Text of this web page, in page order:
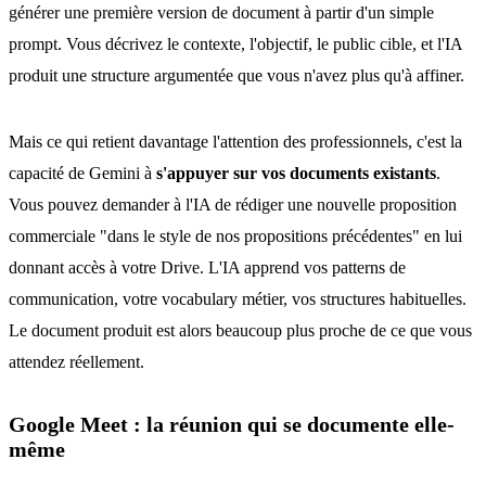
générer une première version de document à partir d'un simple
prompt. Vous décrivez le contexte, l'objectif, le public cible, et l'IA
produit une structure argumentée que vous n'avez plus qu'à affiner.
Mais ce qui retient davantage l'attention des professionnels, c'est la
capacité de Gemini à s'appuyer sur vos documents existants.
Vous pouvez demander à l'IA de rédiger une nouvelle proposition
commerciale "dans le style de nos propositions précédentes" en lui
donnant accès à votre Drive. L'IA apprend vos patterns de
communication, votre vocabulary métier, vos structures habituelles.
Le document produit est alors beaucoup plus proche de ce que vous
attendez réellement.
Google Meet : la réunion qui se documente elle-
même